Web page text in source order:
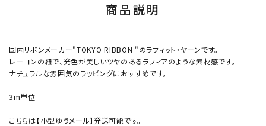
商品説明
国内リボンメーカー"TOKYO RIBBON "のラフィット・ヤーンです。
レーヨンの紐で、発色が美しいツヤのあるラフィアのような素材感です。
ナチュラルな雰囲気のラッピングにおすすめです。
3m単位
こちらは【小型ゆうメール】発送可能です。